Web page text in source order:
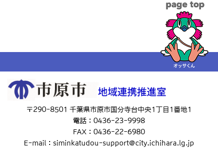
〒290-8501 千葉県市原市国分寺台中央1丁目1番地1
電話：0436-23-9998
FAX：0436-22-6980
E-mail：siminkatudou-support@city.ichihara.lg.jp